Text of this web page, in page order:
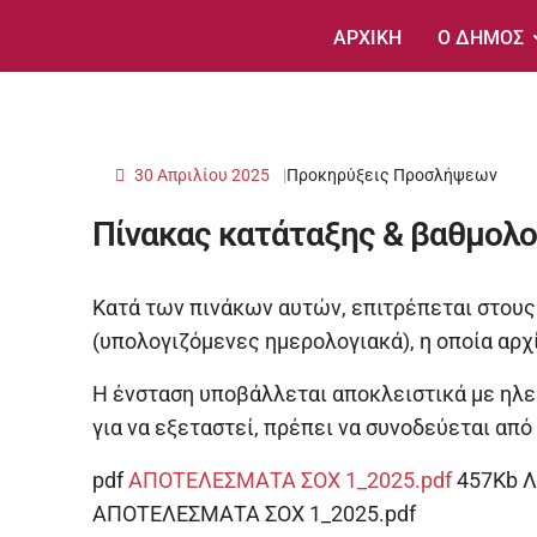
ΑΡΧΙΚΗ Ο ΔΗΜΟΣ
Προκηρύξεις Προσλήψεων
30 Απριλίου 2025
Πίνακας κατάταξης &
Κατά των πινάκων αυτών, επιτρέπεται
(υπολογιζόμενες ημερολογιακά), η οποία
Η ένσταση υποβάλλεται αποκλειστικά με
για να εξεταστεί, πρέπει να συνοδεύεται
pdfΑΠΟΤΕΛΕΣΜΑΤΑ ΣΟΧ 1_2025.pdf457Kb
ΑΠΟΤΕΛΕΣΜΑΤΑ ΣΟΧ 1_2025.pdf